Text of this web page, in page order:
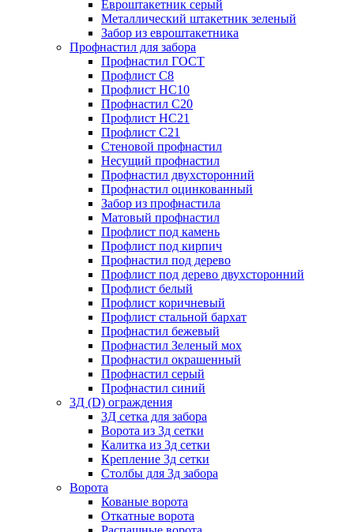
Евроштакетник серый
Металлический штакетник зеленый
Забор из евроштакетника
Профнастил для забора
Профнастил ГОСТ
Профлист С8
Профлист НС10
Профнастил С20
Профлист НС21
Профлист С21
Стеновой профнастил
Несущий профнастил
Профнастил двухсторонний
Профнастил оцинкованный
Забор из профнастила
Матовый профнастил
Профлист под камень
Профлист под кирпич
Профнастил под дерево
Профлист под дерево двухсторонний
Профлист белый
Профлист коричневый
Профлист стальной бархат
Профнастил бежевый
Профнастил Зеленый мох
Профнастил окрашенный
Профнастил серый
Профнастил синий
3Д (D) ограждения
3Д сетка для забора
Ворота из 3д сетки
Калитка из 3д сетки
Крепление 3д сетки
Столбы для 3д забора
Ворота
Кованые ворота
Откатные ворота